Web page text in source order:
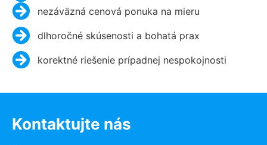
nezáväzná cenová ponuka na mieru
dlhoročné skúsenosti a bohatá prax
korektné riešenie prípadnej nespokojnosti
Kontaktujte nás